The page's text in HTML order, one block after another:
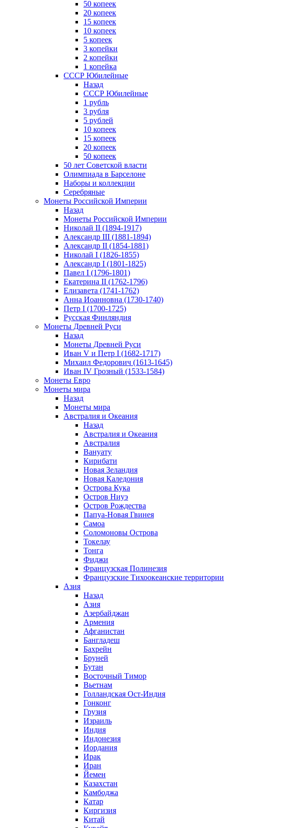
50 копеек
20 копеек
15 копеек
10 копеек
5 копеек
3 копейки
2 копейки
1 копейка
СССР Юбилейные
Назад
СССР Юбилейные
1 рубль
3 рубля
5 рублей
10 копеек
15 копеек
20 копеек
50 копеек
50 лет Советской власти
Олимпиада в Барселоне
Наборы и коллекции
Серебряные
Монеты Российской Империи
Назад
Монеты Российской Империи
Николай II (1894-1917)
Александр III (1881-1894)
Александр II (1854-1881)
Николай I (1826-1855)
Александр I (1801-1825)
Павел I (1796-1801)
Екатерина II (1762-1796)
Елизавета (1741-1762)
Анна Иоанновна (1730-1740)
Петр I (1700-1725)
Русская Финляндия
Монеты Древней Руси
Назад
Монеты Древней Руси
Иван V и Петр I (1682-1717)
Михаил Федорович (1613-1645)
Иван IV Грозный (1533-1584)
Монеты Евро
Монеты мира
Назад
Монеты мира
Австралия и Океания
Назад
Австралия и Океания
Австралия
Вануату
Кирибати
Новая Зеландия
Новая Каледония
Острова Кука
Остров Ниуэ
Остров Рождества
Папуа-Новая Гвинея
Самоа
Соломоновы Острова
Токелау
Тонга
Фиджи
Французская Полинезия
Французские Тихоокеанские территории
Азия
Назад
Азия
Азербайджан
Армения
Афганистан
Бангладеш
Бахрейн
Бруней
Бутан
Восточный Тимор
Вьетнам
Голландская Ост-Индия
Гонконг
Грузия
Израиль
Индия
Индонезия
Иордания
Ирак
Иран
Йемен
Казахстан
Камбоджа
Катар
Киргизия
Китай